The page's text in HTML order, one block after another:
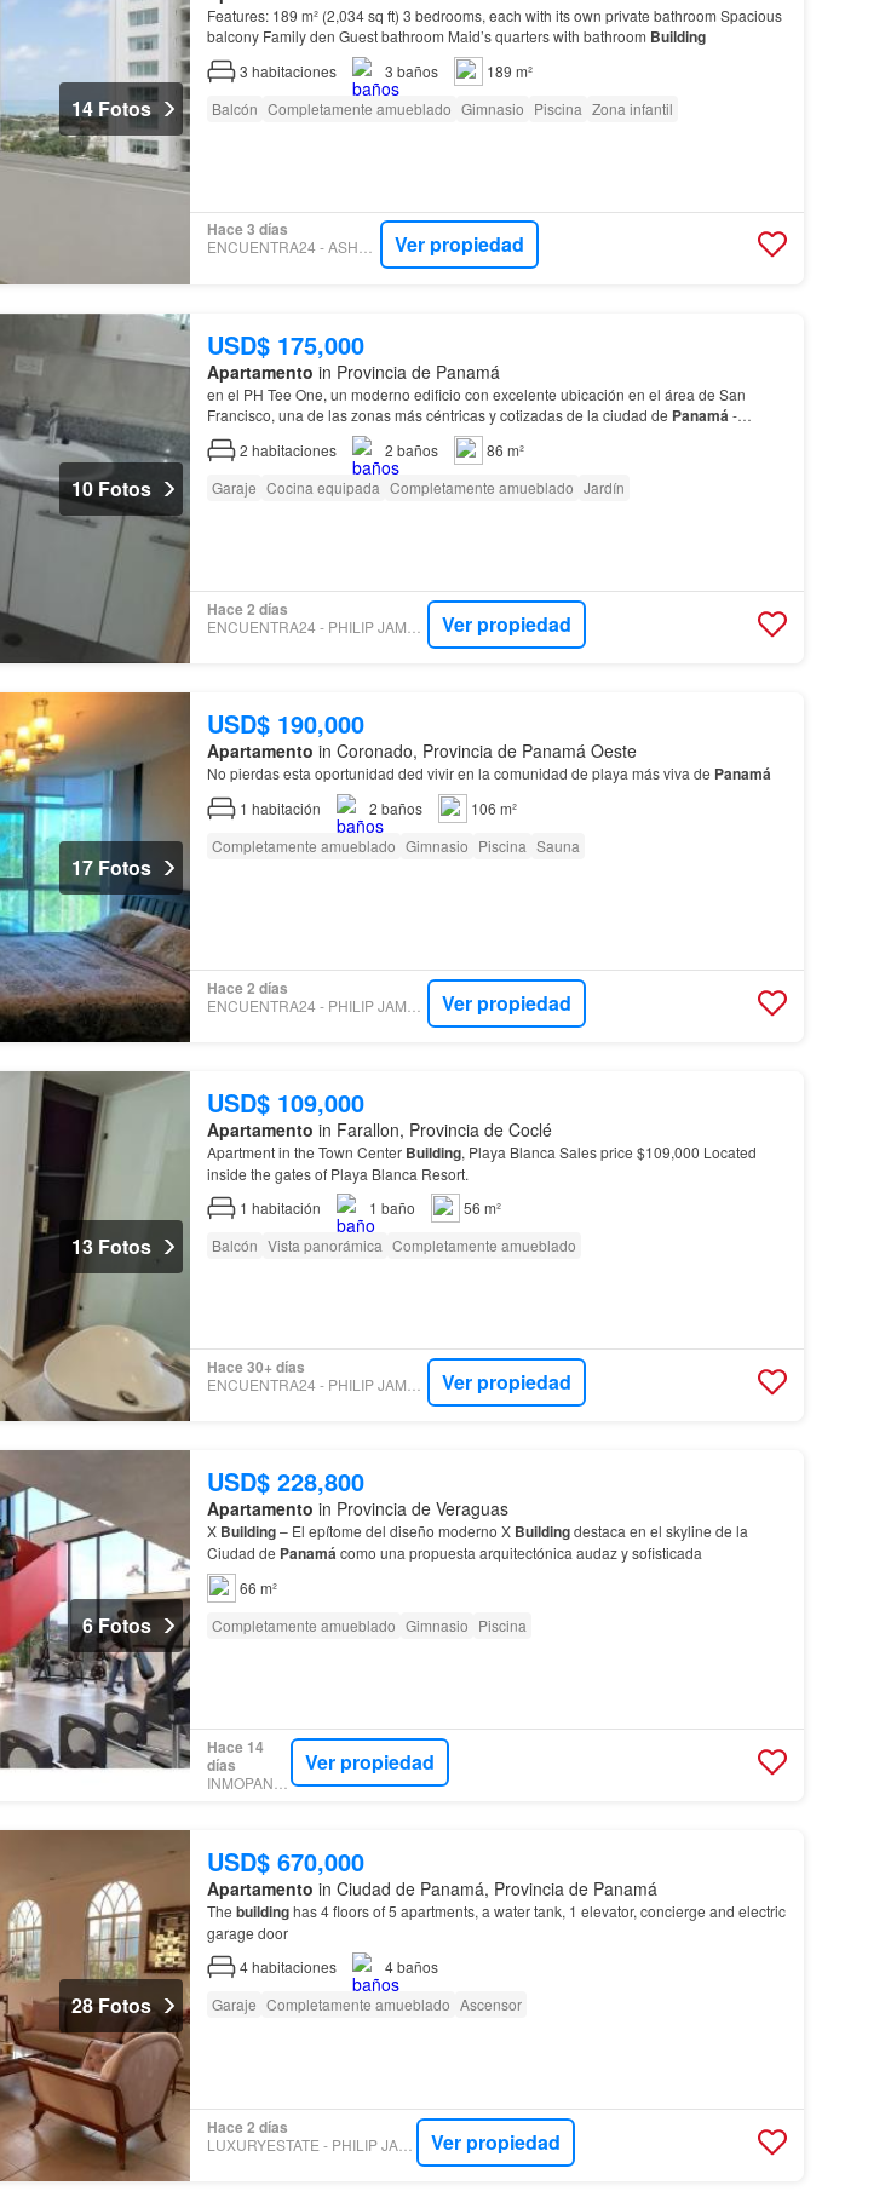
14 Fotos
Features: 189 m² (2,034 sq ft) 3 bedrooms, each with its own private bathroom Spacious
balcony Family den Guest bathroom Maid’s quarters with bathroom Building
3 habitaciones 3 baños
189 m²
Balcón Completamente amueblado Gimnasio Piscina Zona infantil
Hace 3 días
Ver propiedad
10 Fotos
USD$ 175,000
Apartamento in Provincia de Panamá
en el PH Tee One, un moderno edificio con excelente ubicación en el área de San
Francisco, una de las zonas más céntricas y cotizadas de la ciudad de Panamá-
Apartment for Sale in PH Tee One – $175,000 Cozy 86 m² apartment fo…
2 habitaciones 2 baños
86 m²
Garaje Cocina equipada Completamente amueblado Jardín
Hace 2 días
Ver propiedad
17 Fotos
USD$ 190,000
Apartamento in Coronado, Provincia de Panamá Oeste
No pierdas esta oportunidad ded vivir en la comunidad de playa más viva de Panamá
1 habitación 2 baños
106 m²
Completamente amueblado Gimnasio Piscina Sauna
Hace 2 días
Ver propiedad
13 Fotos
USD$ 109,000
Apartamento in Farallon, Provincia de Coclé
Apartment in the Town Center Building, Playa Blanca Sales price $109,000 Located
inside the gates of Playa Blanca Resort.
1 habitación 1 baño
56 m²
Balcón Vista panorámica Completamente amueblado
Hace 30+ días
Ver propiedad
6 Fotos
USD$ 228,800
Apartamento in Provincia de Veraguas
X Building– El epítome del diseño moderno X Buildingdestaca en el skyline de la
Ciudad de Panamácomo una propuesta arquitectónica audaz y sofisticada
66 m²
Completamente amueblado Gimnasio Piscina
Hace 14
días
Ver propiedad
28 Fotos
USD$ 670,000
Apartamento in Ciudad de Panamá, Provincia de Panamá
The buildinghas 4 floors of 5 apartments, a water tank, 1 elevator, concierge and electric
garage door
4habitaciones 4baños
Garaje Completamente amueblado Ascensor
Hace 2 días
LUXURYESTATE - PHILIP JAMES REALTY CORP. Ver propiedad